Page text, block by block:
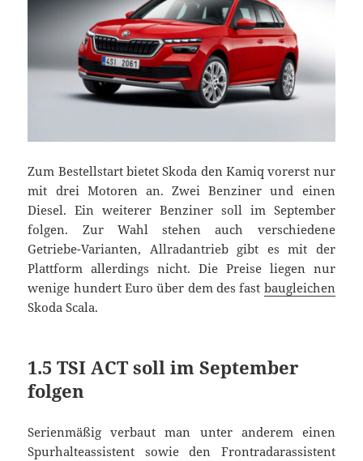
Zum Bestellstart bietet Skoda den Kamiq vorerst nur
mit drei Motoren an. Zwei Benziner und einen
Diesel. Ein weiterer Benziner soll im September
folgen. Zur Wahl stehen auch verschiedene
Getriebe-Varianten, Allradantrieb gibt es mit der
Plattform allerdings nicht. Die Preise liegen nur
wenige hundert Euro über dem des fast baugleichen
Skoda Scala.
1.5 TSI ACT soll im September
folgen
Serienmäßig verbaut man unter anderem einen
Spurhalteassistent sowie den Frontradarassistent